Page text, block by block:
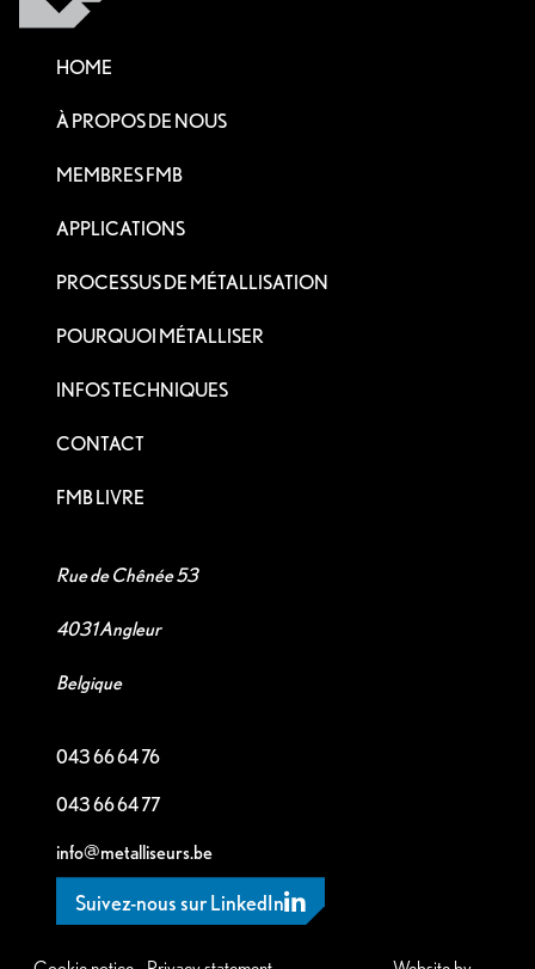
HOME
À PROPOS DE NOUS
MEMBRES FMB
APPLICATIONS
PROCESSUS DE MÉTALLISATION
POURQUOI MÉTALLISER
INFOS TECHNIQUES
CONTACT
FMB LIVRE
Rue de Chênée 53
4031 Angleur
Belgique
043 66 64 76
043 66 64 77
info@metalliseurs.be
Suivez-nous sur LinkedIn